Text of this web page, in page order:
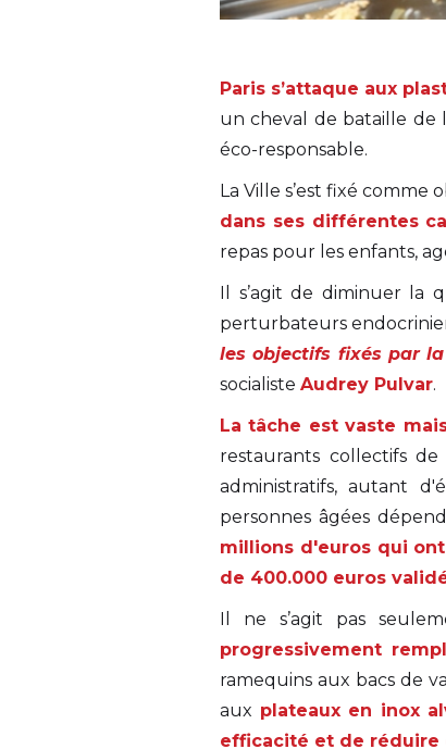
Paris s’attaque aux
un cheval de bataille de
éco-responsable.
La Ville s’est fixé comme
dans ses différentes
repas pour les enfants,
Il s’agit de diminuer la
perturbateurs
les objectifs fixés par
socialiste Audrey Pulvar.
La tâche est vaste
restaurants collectifs
administratifs, autant
personnes âgées
millions d'euros qui
de 400.000 euros
Il ne s’agit pas
progressivement
ramequins aux bacs de
aux plateaux en inox
efficacité et de réduire